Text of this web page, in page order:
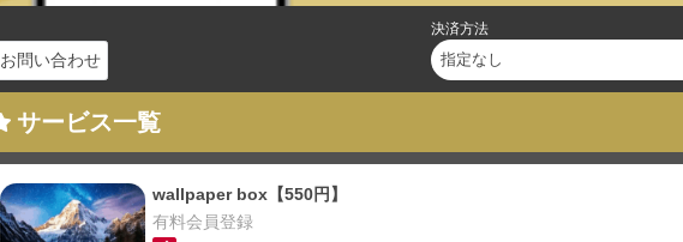
お問い合わせ
決済方法
サービス一覧
wallpaper box【550円】
有料会員登録